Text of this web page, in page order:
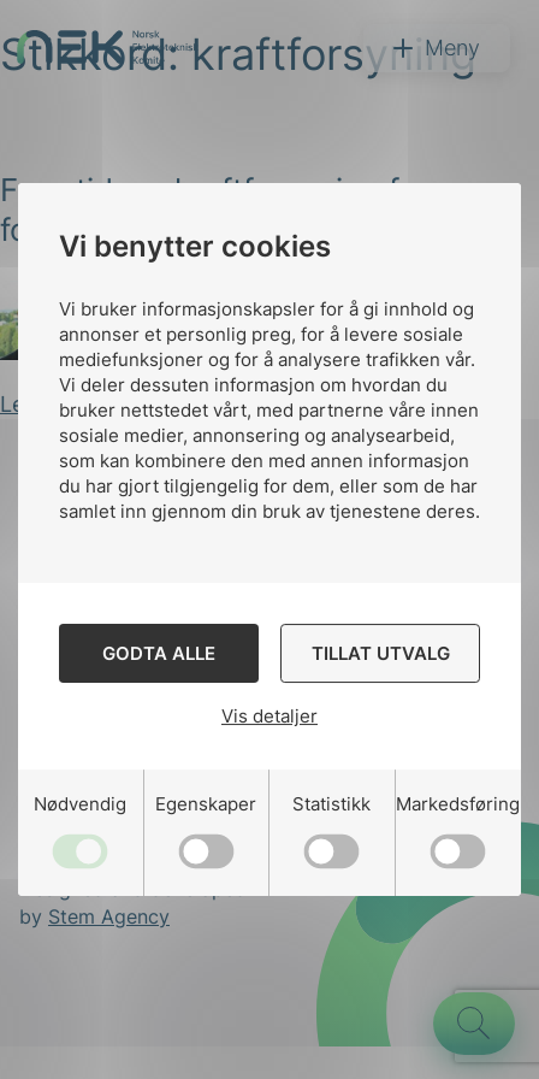
Vi benytter cookies
Vi bruker informasjonskapsler for å gi innhold og
annonser et personlig preg, for å levere sosiale
mediefunksjoner og for å analysere trafikken vår.
Vi deler dessuten informasjon om hvordan du
bruker nettstedet vårt, med partnerne våre innen
sosiale medier, annonsering og analysearbeid,
som kan kombinere den med annen informasjon
du har gjort tilgjengelig for dem, eller som de har
samlet inn gjennom din bruk av tjenestene deres.
GODTA ALLE TILLAT UTVALG
Vis detaljer
Nødvendig Egenskaper Statistikk Markedsføring
Hopp
til
NEK Meny
Søk
Stikkord:kraftforsyning
Fremtidens kraftforsyning for
forsvar og beredskap
Arild Kjærnli Publisert 28.11.2023
Les innlegg
Kontakt oss
Designed and developed
by Stem Agency